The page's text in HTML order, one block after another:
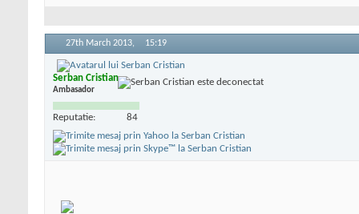
27th March 2013, 15:19
Serban Cristian
Ambasador
Reputatie: 84